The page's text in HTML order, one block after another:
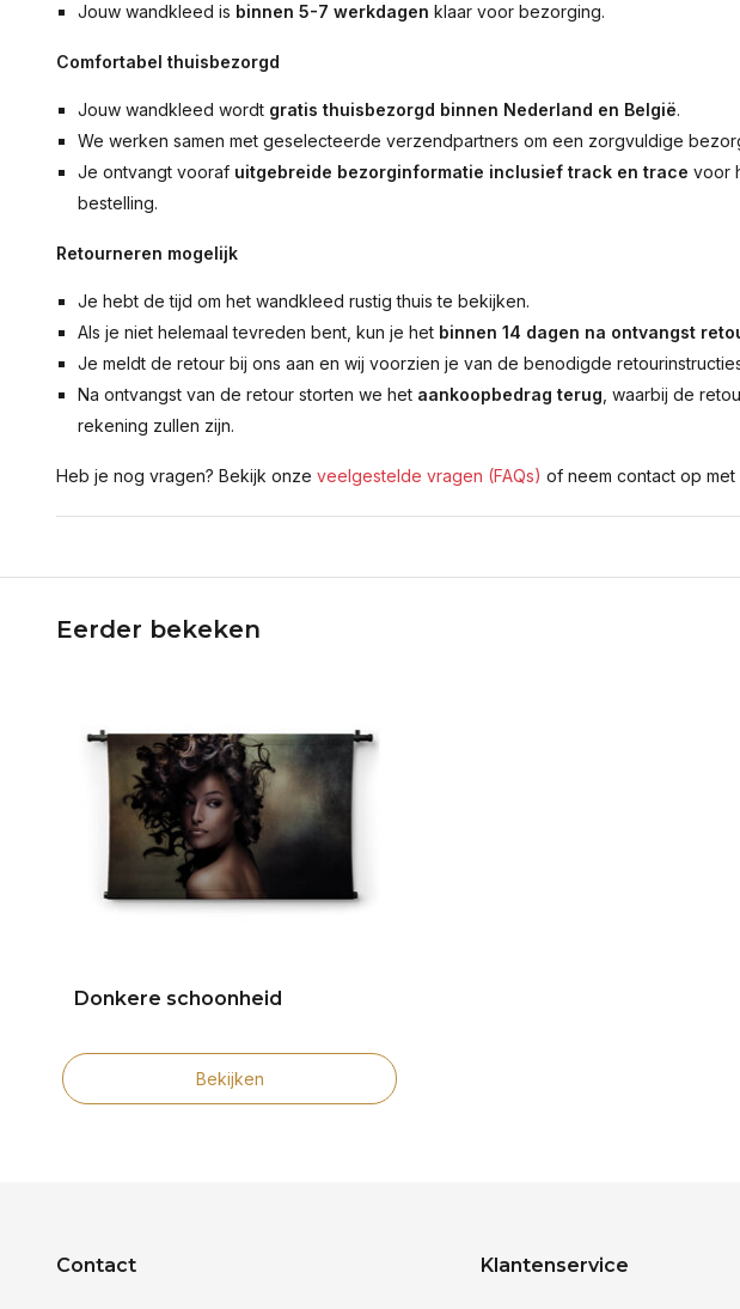
Jouw wandkleed is binnen 5-7 werkdagen klaar voor bezorging.
Comfortabel thuisbezorgd
Jouw wandkleed wordt gratis thuisbezorgd binnen Nederland en België.
We werken samen met geselecteerde verzendpartners om een zorgvuldige
Je ontvangt vooraf uitgebreide bezorginformatie inclusief track en trace voor
bestelling.
Retourneren mogelijk
Je hebt de tijd om het wandkleed rustig thuis te bekijken.
Als je niet helemaal tevreden bent, kun je het binnen 14 dagen na ontvangst
Je meldt de retour bij ons aan en wij voorzien je van de benodigde
Na ontvangst van de retour storten we het aankoopbedrag terug , waarbij de
rekening zullen zijn.
Heb je nog vragen? Bekijk onze veelgestelde vragen (FAQs) of neem contact op
Eerder bekeken
Donkere schoonheid
Bekijken
Contact Klantenservice